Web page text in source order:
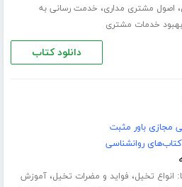
، اصول مشتری مداری، خدمت رسانی به
بهبود خدمات مشتری
دانلود کتاب
مجازی باور مثبت
کتاب‌های روانشناسی
انواع تخیل، فواید و مضرات تخیل،آموزش